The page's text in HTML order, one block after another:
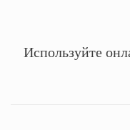
Используйте